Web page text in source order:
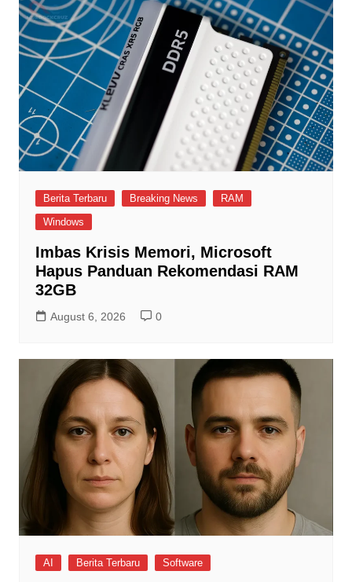
Berita Terbaru Breaking News
RAM
Windows
Imbas Krisis Memori, Microsoft
Hapus Panduan Rekomendasi RAM
32GB
August 6, 2026 0
AI Berita Terbaru Software